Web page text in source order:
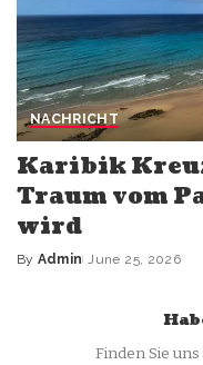
NACHRICHT
Karibik
Traum vom
wird
Posted
By Admin June 25, 2026
Finden Sie